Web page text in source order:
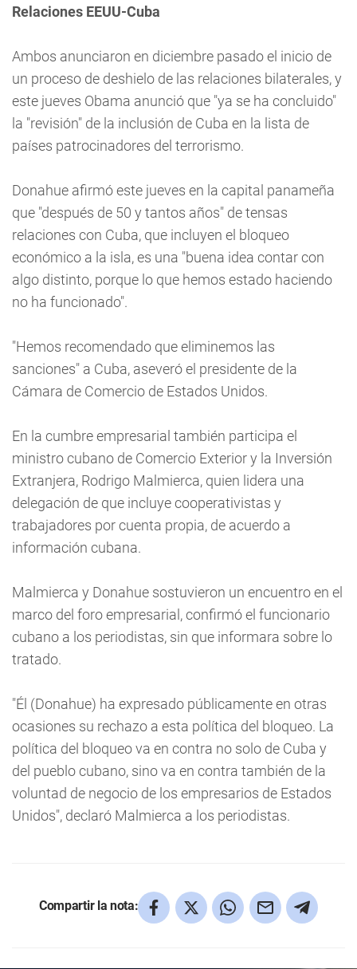
Relaciones EEUU-Cuba
Ambos anunciaron en diciembre pasado el inicio de
un proceso de deshielo de las relaciones bilaterales, y
este jueves Obama anunció que "ya se ha concluido"
la "revisión" de la inclusión de Cuba en la lista de
países patrocinadores del terrorismo.
Donahue afirmó este jueves en la capital panameña
que "después de 50 y tantos años" de tensas
relaciones con Cuba, que incluyen el bloqueo
económico a la isla, es una "buena idea contar con
algo distinto, porque lo que hemos estado haciendo
no ha funcionado".
"Hemos recomendado que eliminemos las
sanciones" a Cuba, aseveró el presidente de la
Cámara de Comercio de Estados Unidos.
En la cumbre empresarial también participa el
ministro cubano de Comercio Exterior y la Inversión
Extranjera, Rodrigo Malmierca, quien lidera una
delegación de que incluye cooperativistas y
trabajadores por cuenta propia, de acuerdo a
información cubana.
Malmierca y Donahue sostuvieron un encuentro en el
marco del foro empresarial, confirmó el funcionario
cubano a los periodistas, sin que informara sobre lo
tratado.
"Él (Donahue) ha expresado públicamente en otras
ocasiones su rechazo a esta política del bloqueo. La
política del bloqueo va en contra no solo de Cuba y
del pueblo cubano, sino va en contra también de la
voluntad de negocio de los empresarios de Estados
Unidos", declaró Malmierca a los periodistas.
Compartir la nota: